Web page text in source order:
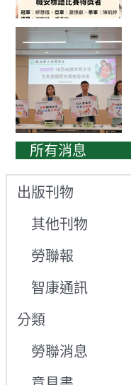
所有消息
出版刊物
其他刊物
勞聯報
智康通訊
分類
勞聯消息